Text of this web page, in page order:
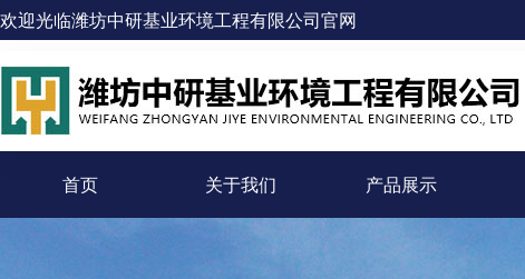
欢迎光临潍坊中研基业环境工程有限公司官网
首页 关于我们 产品展示